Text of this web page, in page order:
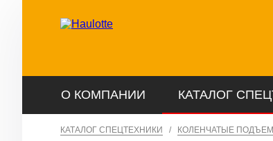
О КОМПАНИИ КАТАЛОГ
КАТАЛОГ СПЕЦТЕХНИКИ / КОЛЕНЧАТЫЕ